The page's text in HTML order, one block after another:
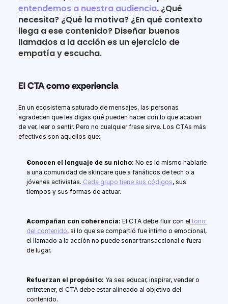
entendemos a nuestra audiencia. ¿Qué
necesita? ¿Qué la motiva? ¿En qué contexto
llega a ese contenido? Diseñar buenos
llamados a la acción es un ejercicio de
empatía y escucha.
El CTA como experiencia
En un ecosistema saturado de mensajes, las personas
agradecen que les digas qué pueden hacer con lo que acaban
de ver, leer o sentir. Pero no cualquier frase sirve. Los CTAs más
efectivos son aquellos que:
Conocen el lenguaje de su nicho: No es lo mismo hablarle
a una comunidad de skincare que a fanáticos de tech o a
jóvenes activistas. Cada grupo tiene sus códigos, sus
tiempos y sus formas de actuar.
Acompañan con coherencia: El CTA debe fluir con el tono
del contenido, si lo que se compartió fue íntimo o emocional,
el llamado a la acción no puede sonar transaccional o fuera
de lugar.
Refuerzan el propósito: Ya sea educar, inspirar, vender o
entretener, el CTA debe estar alineado al objetivo del
contenido.